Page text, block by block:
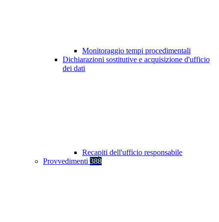
Monitoraggio tempi procedimentali
Dichiarazioni sostitutive e acquisizione d'ufficio
dei dati
Recapiti dell'ufficio responsabile
Provvedimenti 388